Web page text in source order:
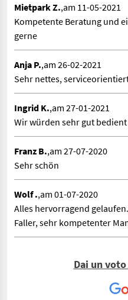
Mietpark Z.,am 11-05-2021
Kompetente Beratung und
gerne
Anja P.,am 26-02-2021
Sehr nettes,
Ingrid K.,am 27-01-2021
Wir würden sehr gut
Franz B.,am 27-07-2020
Sehr schön
Wolf .,am 01-07-2020
Alles hervorragend
Faller, sehr kompetenter
Dai un